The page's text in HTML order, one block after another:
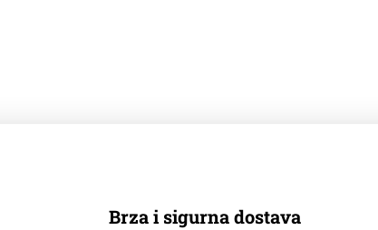
Brza i sigurna dostava